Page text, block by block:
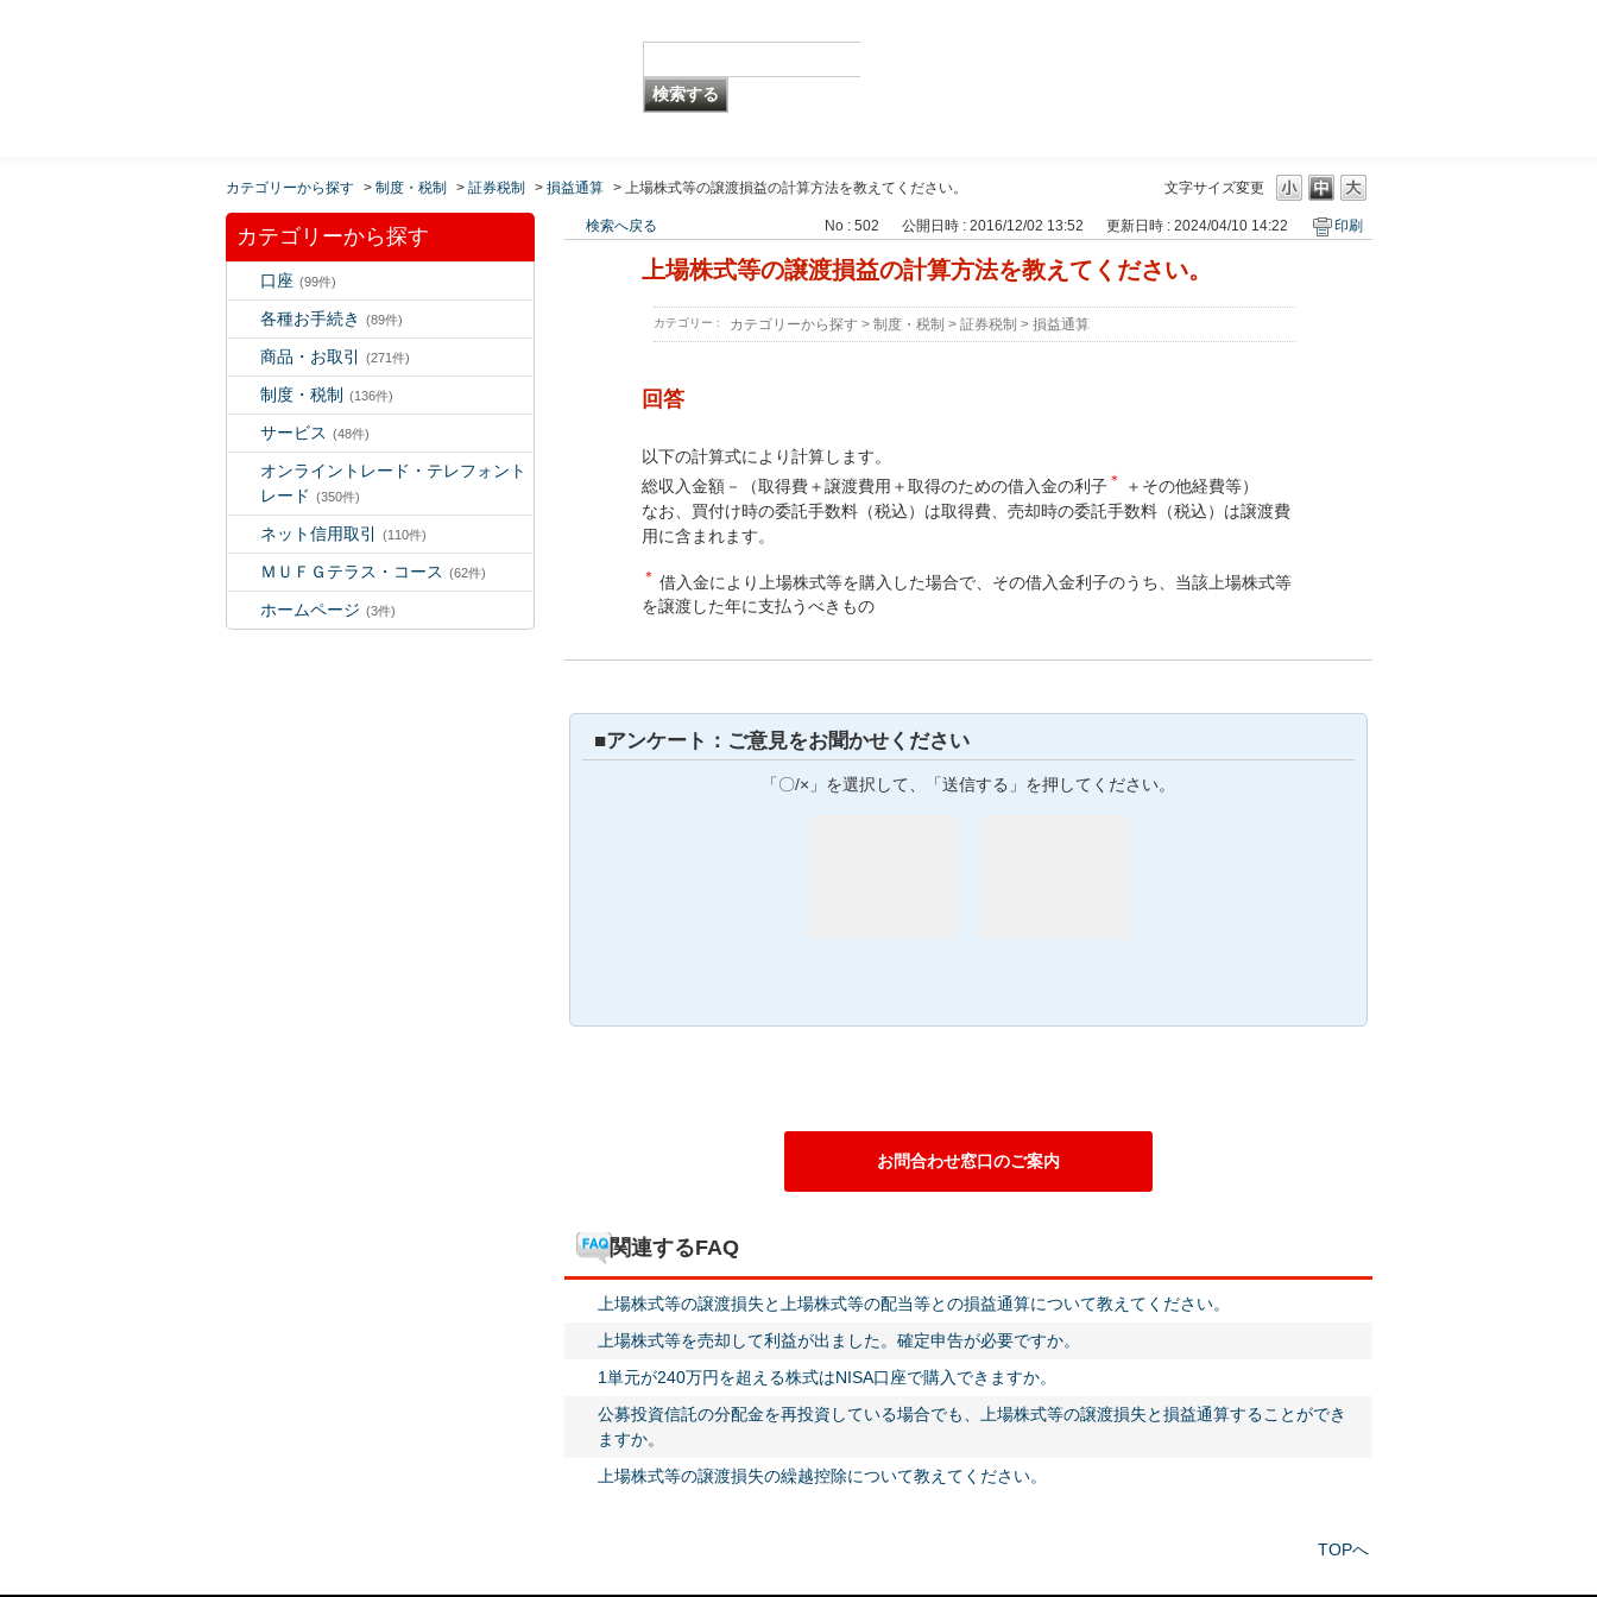
文字サイズ変更
カテゴリーから探す > 制度・税制 > 証券税制 > 損益通算 > 上場株式等の譲渡損益の計算方法を教えてください。
カテゴリーから探す
口座 (99件)
各種お手続き (89件)
商品・お取引 (271件)
制度・税制 (136件)
サービス (48件)
オンライントレード・テレフォント
レード (350件)
ネット信用取引 (110件)
ＭＵＦＧテラス・コース (62件)
ホームページ (3件)
検索へ戻る No : 502 公開日時 : 2016/12/02 13:52 更新日時 : 2024/04/10 14:22 印刷
上場株式等の譲渡損益の計算方法を教えてください。
カテゴリー : カテゴリーから探す > 制度・税制 > 証券税制 > 損益通算
回答
以下の計算式により計算します。
総収入金額－（取得費＋譲渡費用＋取得のための借入金の利子 ＊
＋その他経費等）
なお、買付け時の委託手数料（税込）は取得費、売却時の委託手数料（税込）は譲渡費
用に含まれます。
＊ 借入金により上場株式等を購入した場合で、その借入金利子のうち、当該上場株式等
を譲渡した年に支払うべきもの
■アンケート：ご意見をお聞かせください
「〇/×」を選択して、「送信する」を押してください。
お問合わせ窓口のご案内
関連するFAQ
上場株式等の譲渡損失と上場株式等の配当等との損益通算について教えてください。
上場株式等を売却して利益が出ました。確定申告が必要ですか。
1単元が240万円を超える株式はNISA口座で購入できますか。
公募投資信託の分配金を再投資している場合でも、上場株式等の譲渡損失と損益通算することができ
ますか。
上場株式等の譲渡損失の繰越控除について教えてください。
TOPへ